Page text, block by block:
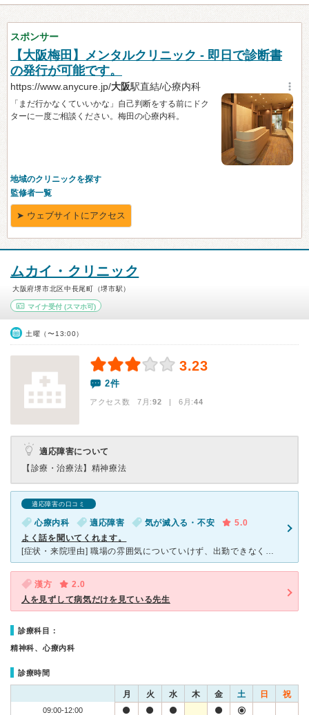
ムカイ・クリニック
大阪府堺市北区中長尾町（堺市駅）
マイナ受付 (スマホ可)
土曜（〜13:00）
3.23
2件
アクセス数 7月:92 | 6月:44
適応障害について
【診療・治療法】 精神療法
適応障害の口コミ
心療内科 適応障害 気が滅入る・不安
5.0
よく話を聞いてくれます。
[症状・来院理由] 職場の雰囲気についていけず、出勤できなくなり最初、梶本こころのクリニックに行ったが、自分でもっと頑張るべきと言うようなことを言われ、ここは、駄目だと思った。知人に相談したところ、
漢方
2.0
人を見ずして病気だけを見ている先生
診療科目：
精神科、心療内科
診療時間
月 火 水 木 金 土 日 祝
09:00-12:00